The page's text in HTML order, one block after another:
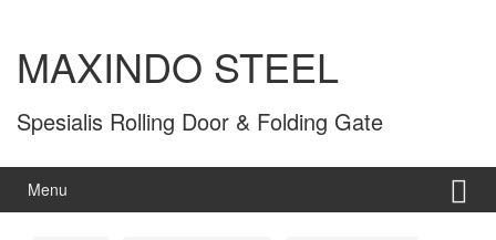
MAXINDO STEEL
Spesialis Rolling Door & Folding Gate
Menu